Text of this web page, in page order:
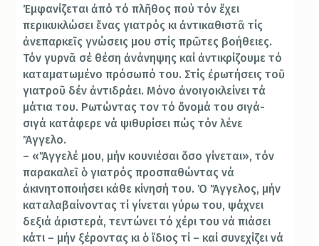
Ἐμφανίζεται ἀπό τό πλῆθος πού τόν ἔχει
περικυκλώσει ἕνας γιατρός κι ἀντικαθιστᾶ τίς
ἀνεπαρκεῖς γνώσεις μου στίς πρῶτες βοήθειες.
Τόν γυρνᾶ σέ θέση ἀνάνηψης καί ἀντικρίζουμε τό
καταματωμένο πρόσωπό του. Στίς ἐρωτήσεις τοῦ
γιατροῦ δέν ἀντιδράει. Μόνο ἀνοιγοκλείνει τά
μάτια του. Ρωτώντας τον τό ὄνομά του σιγά-
σιγά κατάφερε νά ψιθυρίσει πώς τόν λένε
Ἄγγελο.
– «Ἄγγελέ μου, μήν κουνιέσαι ὅσο γίνεται», τόν
παρακαλεῖ ὁ γιατρός προσπαθώντας νά
ἀκινητοποιήσει κάθε κίνησή του. Ὁ Ἄγγελος, μήν
καταλαβαίνοντας τί γίνεται γύρω του, ψάχνει
δεξιά ἀριστερά, τεντώνει τό χέρι του νά πιάσει
κάτι – μήν ξέροντας κι ὁ ἴδιος τί – καί συνεχίζει νά